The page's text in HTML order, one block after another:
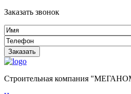
Заказать звонок
Строительная компания